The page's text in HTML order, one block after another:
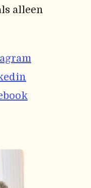
alleen